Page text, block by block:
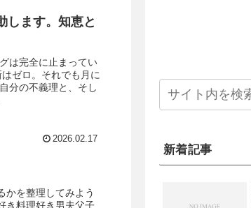
します。知恵と
は完全に止まってい
ゼロ。それでも月に
分の不義理と、そし
2026.02.17
かを整理してみよう
料理好き男夫父子
新着記事